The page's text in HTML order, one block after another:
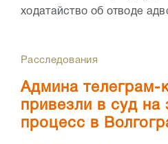
ходатайство об отводе
Расследования
Админа телеграм-
привезли в суд на
процесс в